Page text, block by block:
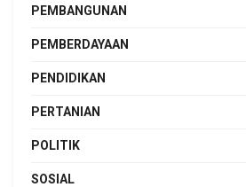
PEMBANGUNAN
PEMBERDAYAAN
PENDIDIKAN
PERTANIAN
POLITIK
SOSIAL